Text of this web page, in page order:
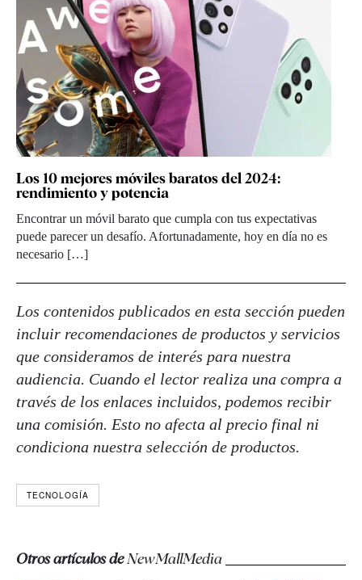
Los 10 mejores móviles baratos del 2024:
rendimiento y potencia
Encontrar un móvil barato que cumpla con tus expectativas
puede parecer un desafío. Afortunadamente, hoy en día no es
necesario […]
Los contenidos publicados en esta sección pueden
incluir recomendaciones de productos y servicios
que consideramos de interés para nuestra
audiencia. Cuando el lector realiza una compra a
través de los enlaces incluidos, podemos recibir
una comisión. Esto no afecta al precio final ni
condiciona nuestra selección de productos.
TECNOLOGÍA
Otros artículos deNewMallMedia